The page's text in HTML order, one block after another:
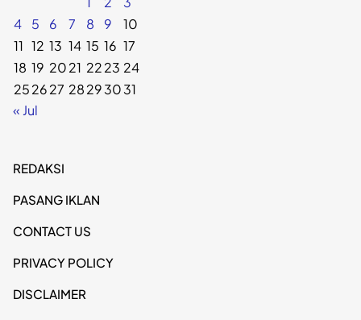
4
5 6 7 8 9
10
11 12 13 14 15 16 17
18 19 2021 2223 24
252627 28293031
« Jul
REDAKSI
PASANG IKLAN
CONTACT US
PRIVACY POLICY
DISCLAIMER